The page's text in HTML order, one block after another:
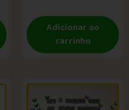
Adicionar ao
carrinho